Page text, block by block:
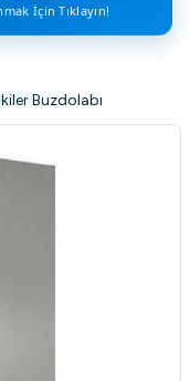
İçin Tıklayın!
Buzdolabı